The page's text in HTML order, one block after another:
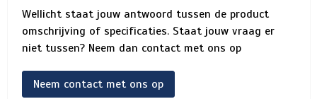
Wellicht staat jouw antwoord tussen de product
omschrijving of specificaties. Staat jouw vraag er
niet tussen? Neem dan contact met ons op
Neem contact met ons op